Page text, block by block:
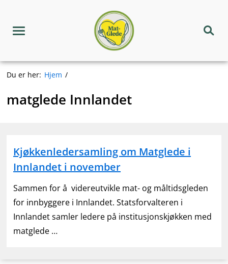
innholdMeny
Matgledekorpset
Søk
Du er her: Hjem
matglede Innlandet
Kjøkkenledersamling om Matglede i
Innlandet i november
Sammen for å videreutvikle mat- og måltidsgleden
for innbyggere i Innlandet. Statsforvalteren i
Innlandet samler ledere på institusjonskjøkken med
matglede …